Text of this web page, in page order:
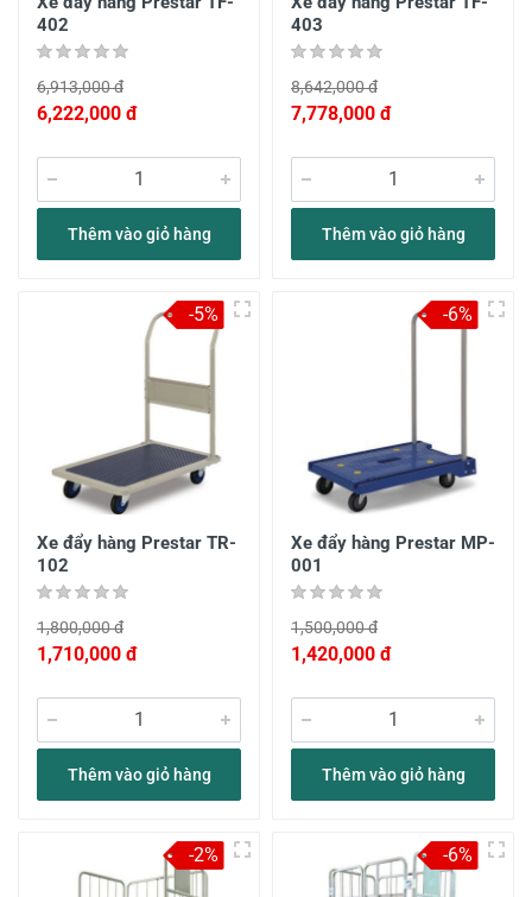
402
6,913,000 đ
6,222,000 đ
Thêm vào giỏ hàng
403
8,642,000 đ
7,778,000 đ
Thêm vào giỏ hàng
Xe đẩy hàng Prestar TR-
102
1,800,000 đ
1,710,000 đ
Thêm vào giỏ hàng
-5%
Xe đẩy hàng Prestar MP-
001
1,500,000 đ
1,420,000 đ
Thêm vào giỏ hàng
-6%
-2% -6%